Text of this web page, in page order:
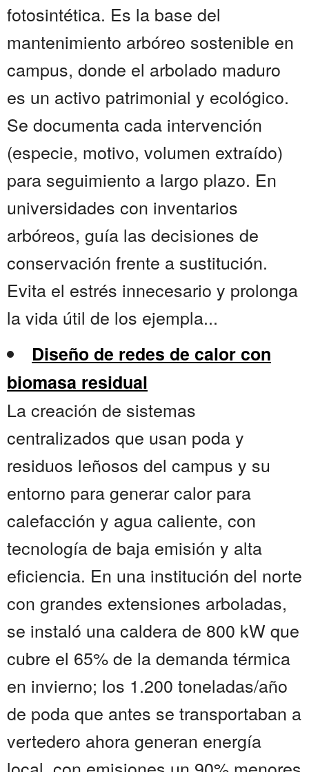
fotosintética. Es la base del
mantenimiento arbóreo sostenible en
campus, donde el arbolado maduro
es un activo patrimonial y ecológico.
Se documenta cada intervención
(especie, motivo, volumen extraído)
para seguimiento a largo plazo. En
universidades con inventarios
arbóreos, guía las decisiones de
conservación frente a sustitución.
Evita el estrés innecesario y prolonga
la vida útil de los ejempla...
Diseño de redes de calor con
biomasa residual
La creación de sistemas
centralizados que usan poda y
residuos leñosos del campus y su
entorno para generar calor para
calefacción y agua caliente, con
tecnología de baja emisión y alta
eficiencia. En una institución del norte
con grandes extensiones arboladas,
se instaló una caldera de 800 kW que
cubre el 65% de la demanda térmica
en invierno; los 1.200 toneladas/año
de poda que antes se transportaban a
vertedero ahora generan energía